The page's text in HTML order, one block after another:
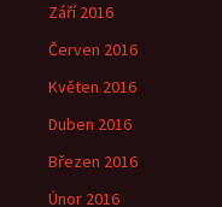
Září 2016
Červen 2016
Květen 2016
Duben 2016
Březen 2016
Únor 2016